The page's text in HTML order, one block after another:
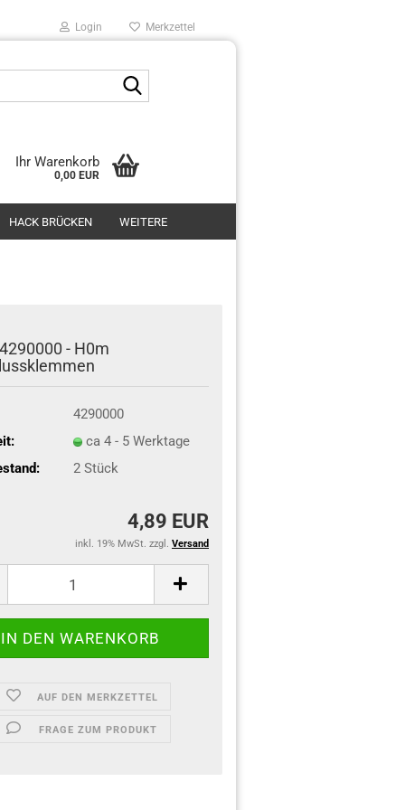
Login Merkzettel
Ihr Warenkorb
0,00 EUR
HACK BRÜCKEN WEITERE
- H0m
4290000
ca 4 - 5 Werktage
2 Stück
4,89 EUR
inkl. 19% MwSt. zzgl. Versand
AUF DEN MERKZETTEL
FRAGE ZUM PRODUKT